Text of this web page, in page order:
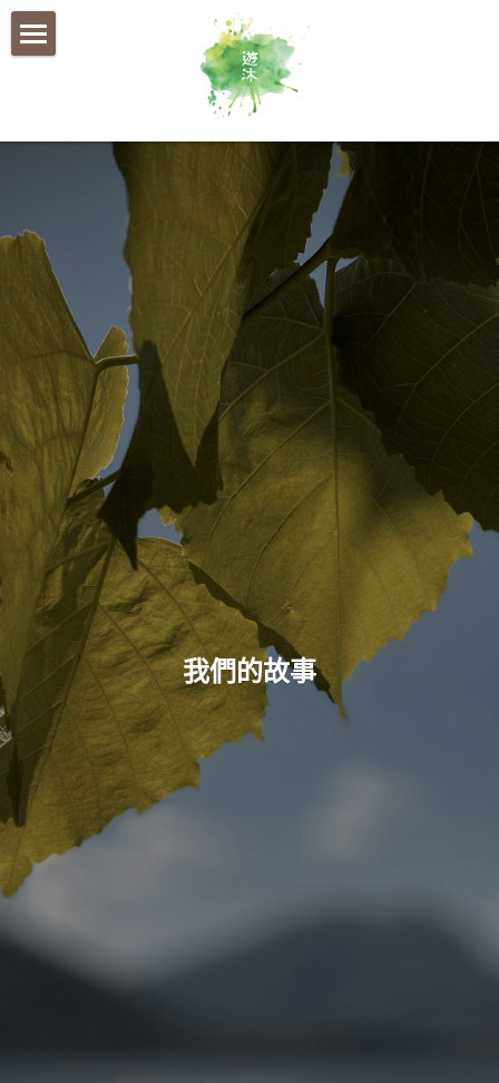
我們的故事
認識大自然連結
遊沐團隊
社會效益
幼稚園
企業
最新消息及媒體報導
聯絡我們
聯絡我們
訂閱遊沐
大自然遊樂場
我們的故事
部落格分類